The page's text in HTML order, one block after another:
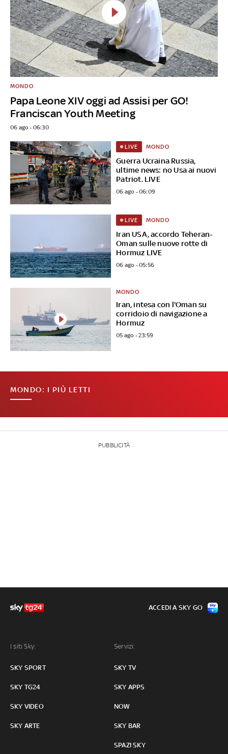
Papa Leone XIV oggi ad Assisi per GO!
Franciscan Youth Meeting
MONDO
06 ago - 06:30
Guerra Ucraina Russia,
ultime news: no Usa ai nuovi
Patriot. LIVE
LIVE MONDO
06 ago - 06:09
Iran USA, accordo Teheran-
Oman sulle nuove rotte di
Hormuz LIVE
LIVE MONDO
06 ago - 05:56
Iran, intesa con l'Oman su
corridoio di navigazione a
Hormuz
MONDO
05 ago - 23:59
MONDO: I PIÙ LETTI
PUBBLICITÀ
I siti Sky:
SKY SPORT
SKY TG24
SKY VIDEO
SKY ARTE
Servizi:
SKY TV
SKY APPS
NOW
SKY BAR
SPAZI SKY
ACCEDI A SKY GO